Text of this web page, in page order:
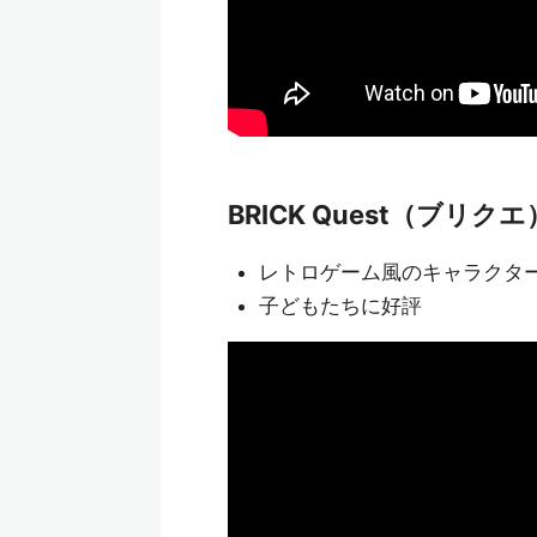
BRICK Quest（ブリクエ）
レトロゲーム風のキャラクタ
子どもたちに好評